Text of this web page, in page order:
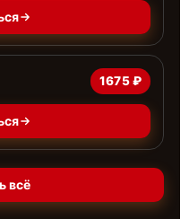
1675 ₽
всё